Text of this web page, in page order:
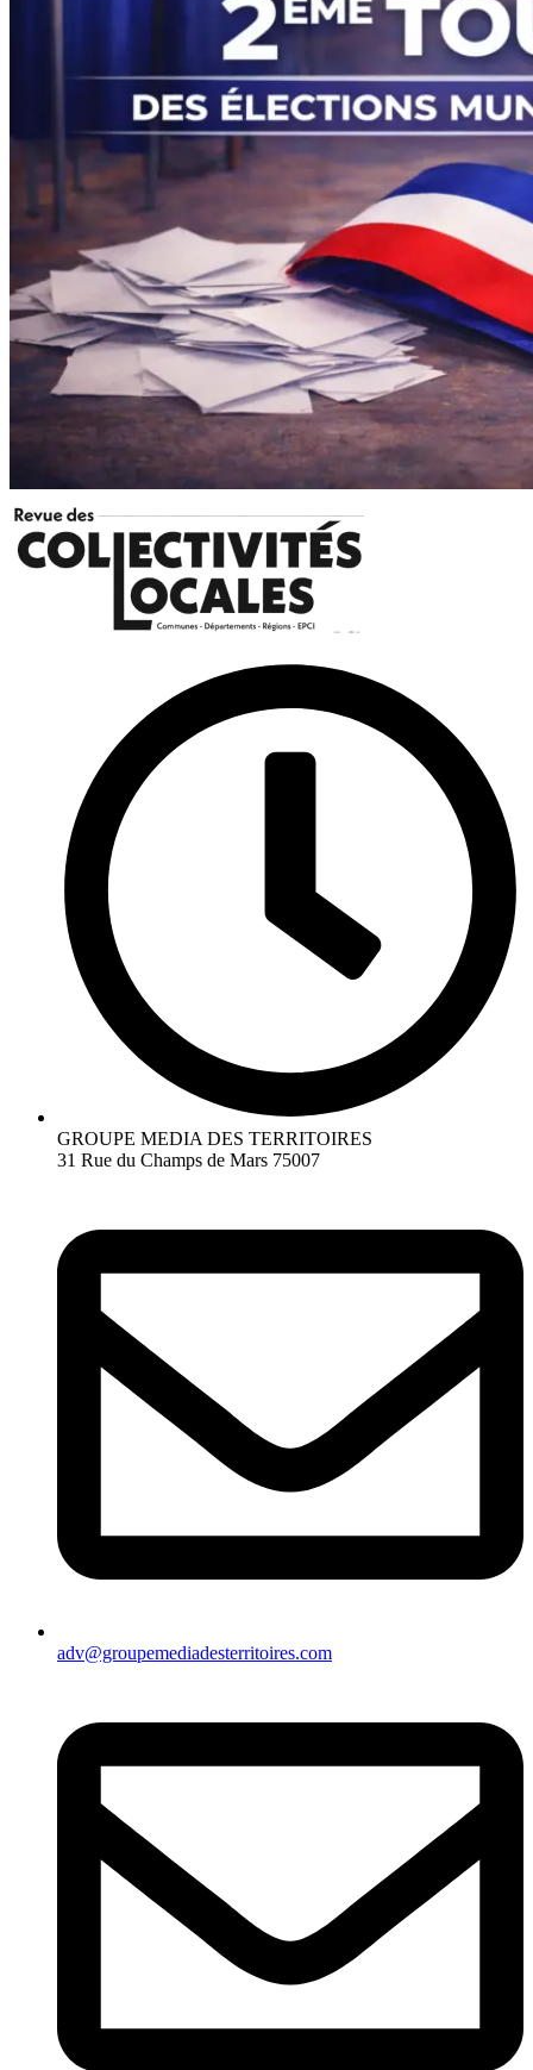
GROUPE MEDIA DES TERRITOIRES
31 Rue du Champs de Mars 75007
adv@groupemediadesterritoires.com